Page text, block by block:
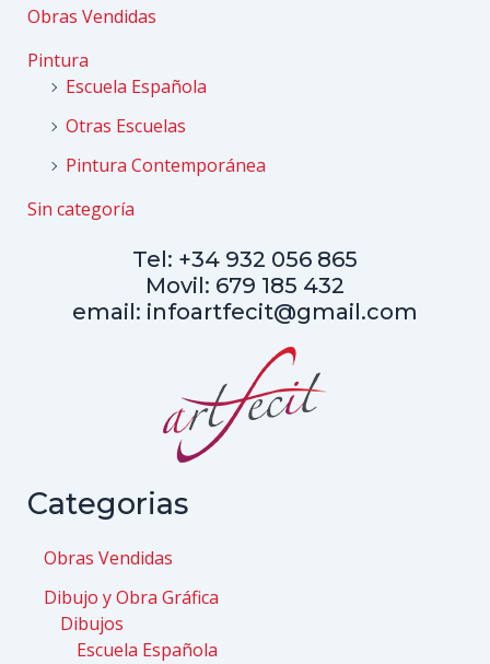
Obras Vendidas
Pintura
Escuela Española
Otras Escuelas
Pintura Contemporánea
Sin categoría
Tel: +34 932 056 865
Movil: 679 185 432
email: infoartfecit@gmail.com
Categorias
Obras Vendidas
Dibujo y Obra Gráfica
Dibujos
Escuela Española